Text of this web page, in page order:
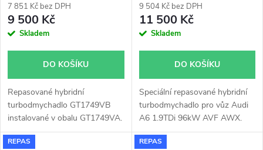
7 851 Kč bez DPH
9 500 Kč
Skladem
DO KOŠÍKU
Repasované hybridní
turbodmychadlo GT1749VB
instalované v obalu GT1749VA.
Vhodné zejména k
výkonnostním úpravám jako
9 504 Kč bez DPH
11 500 Kč
Skladem
DO KOŠÍKU
Speciální repasované hybridní
turbodmychadlo pro vůz Audi
A6 1.9TDi 96kW AVF AWX.
REPAS
REPAS